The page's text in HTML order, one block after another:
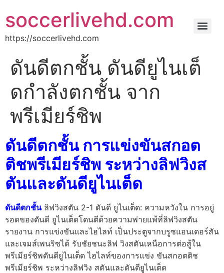
soccerlivehd.com
https://soccerlivehd.com
ดันดีตกชั้น ดันดียูไนเต็
ดกําลังตกชั้น จาก
พรีเมียร์ชิพ
ดันดีตกชั้น การแข่งขันสกอต
ติชพรีเมียร์ชิพ ระหว่างลิฟวิงส
ตันและดันดียูไนเต็ด
ดันดีตกชั้นลิฟวิงสตัน 2-1 ดันดี ยูไนเต็ด: ความหวังใน การอยู่
รอดของดันดี ยูไนเต็ดโดนตีด้วยความพ่ายแพ้ที่ลิฟวิงสตัน
รายงาน การแข่งขันและไฮไลท์ เป็นประตูจากบรูซแอนเดอร์สัน
และเจมส์เพนริซได้ รับชัยชนะลิฟ วิงสตันเหนือการต่อสู้ใน
พรีเมียร์ชิพดันดียูไนเต็ด ไฮไลท์ของการแข่ง ขันสกอตติช
พรีเมียร์ชิพ ระหว่างลิฟวิง สตันและดันดียูไนเต็ด